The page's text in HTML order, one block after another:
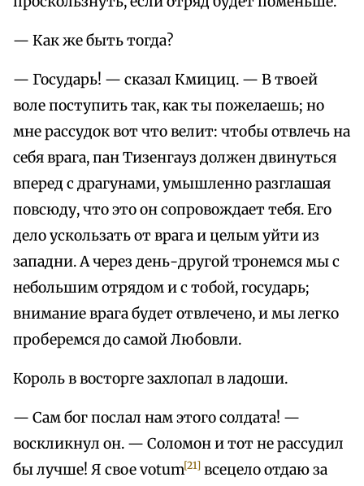
— Как же быть тогда?
— Государь! — сказал Кмициц. — В твоей
воле поступить так, как ты пожелаешь; но
мне рассудок вот что велит: чтобы отвлечь на
себя врага, пан Тизенгауз должен двинуться
вперед с драгунами, умышленно разглашая
повсюду, что это он сопровождает тебя. Его
дело ускользать от врага и целым уйти из
западни. А через день-другой тронемся мы с
небольшим отрядом и с тобой, государь;
внимание врага будет отвлечено, и мы легко
проберемся до самой Любовли.
Король в восторге захлопал в ладоши.
— Сам бог послал нам этого солдата! —
воскликнул он. — Соломон и тот не рассудил
бы лучше! Я свое votum[21] всецело отдаю за